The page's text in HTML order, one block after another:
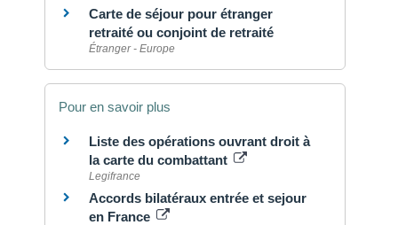
Carte de séjour pour étranger
retraité ou conjoint de retraité
Étranger - Europe
Pour en savoir plus
Liste des opérations ouvrant droit à
la carte du combattant
Legifrance
Accords bilatéraux entrée et sejour
en France